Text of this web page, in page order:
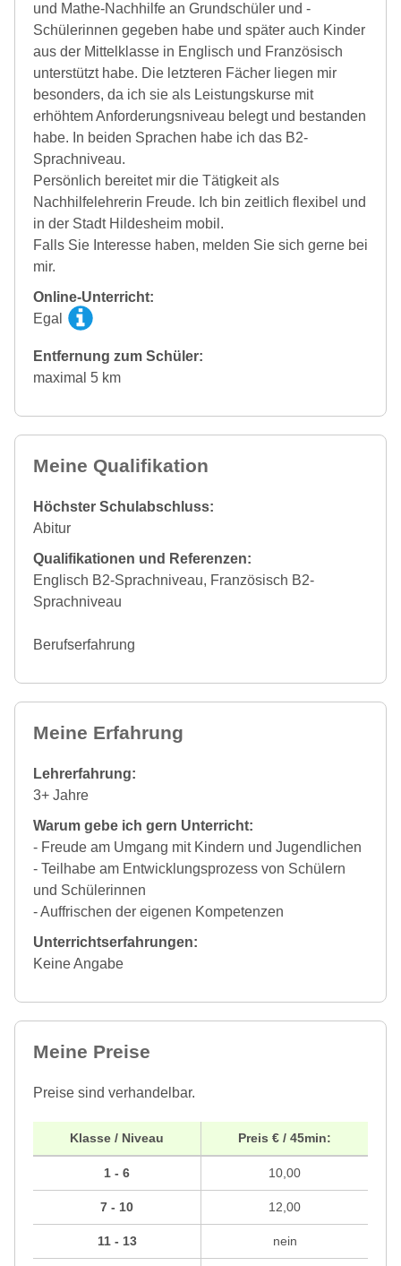
und Mathe-Nachhilfe an Grundschüler und -
Schülerinnen gegeben habe und später auch Kinder
aus der Mittelklasse in Englisch und Französisch
unterstützt habe. Die letzteren Fächer liegen mir
besonders, da ich sie als Leistungskurse mit
erhöhtem Anforderungsniveau belegt und bestanden
habe. In beiden Sprachen habe ich das B2-
Sprachniveau.
Persönlich bereitet mir die Tätigkeit als
Nachhilfelehrerin Freude. Ich bin zeitlich flexibel und
in der Stadt Hildesheim mobil.
Falls Sie Interesse haben, melden Sie sich gerne bei
mir.
Online-Unterricht:
Egal
Entfernung zum Schüler:
maximal 5 km
Meine Qualifikation
Höchster Schulabschluss:
Abitur
Qualifikationen und Referenzen:
Englisch B2-Sprachniveau, Französisch B2-
Sprachniveau
Berufserfahrung
Meine Erfahrung
Lehrerfahrung:
3+ Jahre
Warum gebe ich gern Unterricht:
- Freude am Umgang mit Kindern und Jugendlichen
- Teilhabe am Entwicklungsprozess von Schülern
und Schülerinnen
- Auffrischen der eigenen Kompetenzen
Unterrichtserfahrungen:
Keine Angabe
Meine Preise
Preise sind verhandelbar.
Klasse / Niveau
1 - 6
7 - 10
11 - 13
Preis € / 45min:
10,00
12,00
nein